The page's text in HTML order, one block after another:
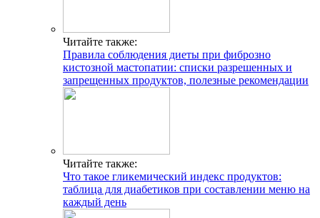
Читайте также:
Правила соблюдения диеты при фиброзно
кистозной мастопатии: списки разрешенных и
запрещенных продуктов, полезные рекомендации
Читайте также:
Что такое гликемический индекс продуктов:
таблица для диабетиков при составлении меню на
каждый день